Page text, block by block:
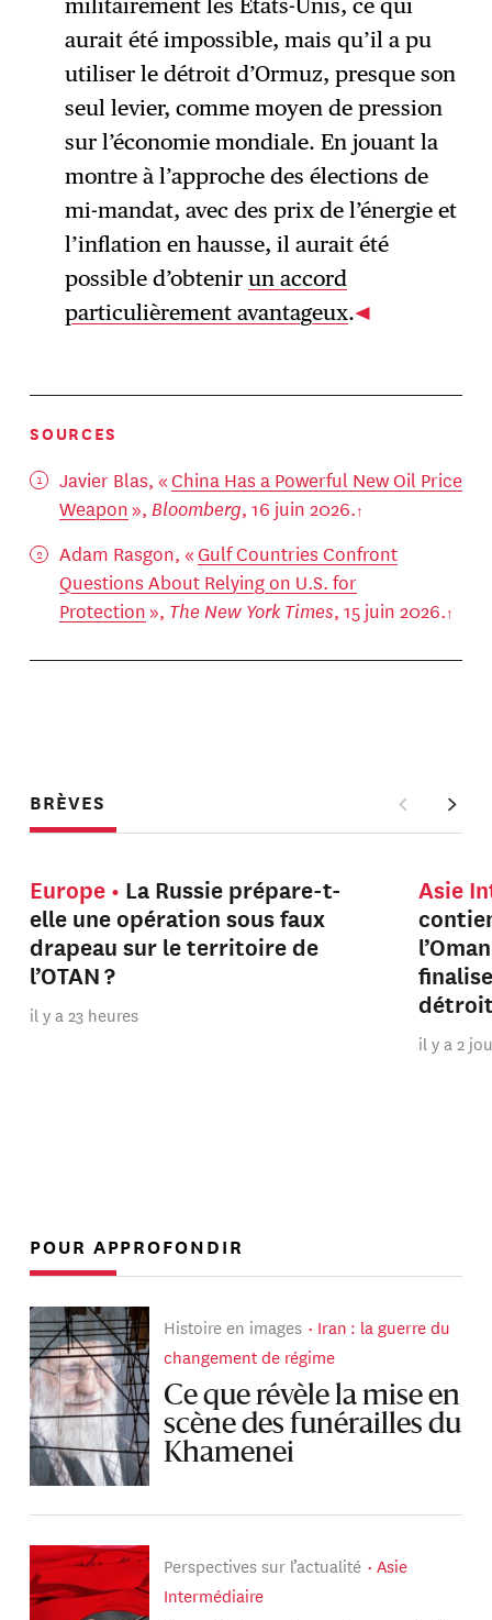
militairement les États-Unis, ce qui
aurait été impossible, mais qu’il a pu
utiliser le détroit d’Ormuz, presque son
seul levier, comme moyen de pression
sur l’économie mondiale. En jouant la
montre à l’approche des élections de
mi-mandat, avec des prix de l’énergie et
l’inflation en hausse, il aurait été
possible d’obtenir un accord
particulièrement avantageux.
SOURCES
Javier Blas, «China Has a Powerful New Oil Price
Weapon», Bloomberg, 16 juin 2026.
Adam Rasgon, «Gulf Countries Confront
Questions About Relying on U.S. for
Protection», The New York Times, 15 juin 2026.
BRÈVES
Europe
La Russie prépare-t-
elle une opération sous faux
drapeau sur le territoire de
l’OTAN ?
il y a 23 heures
Asie
il y a 2
POUR APPROFONDIR
Histoire en images
Iran : la guerre du
changement de régime
Ce que révèle la mise en
scène des funérailles du
Khamenei
Perspectives sur l’actualité
Asie
Intermédiaire